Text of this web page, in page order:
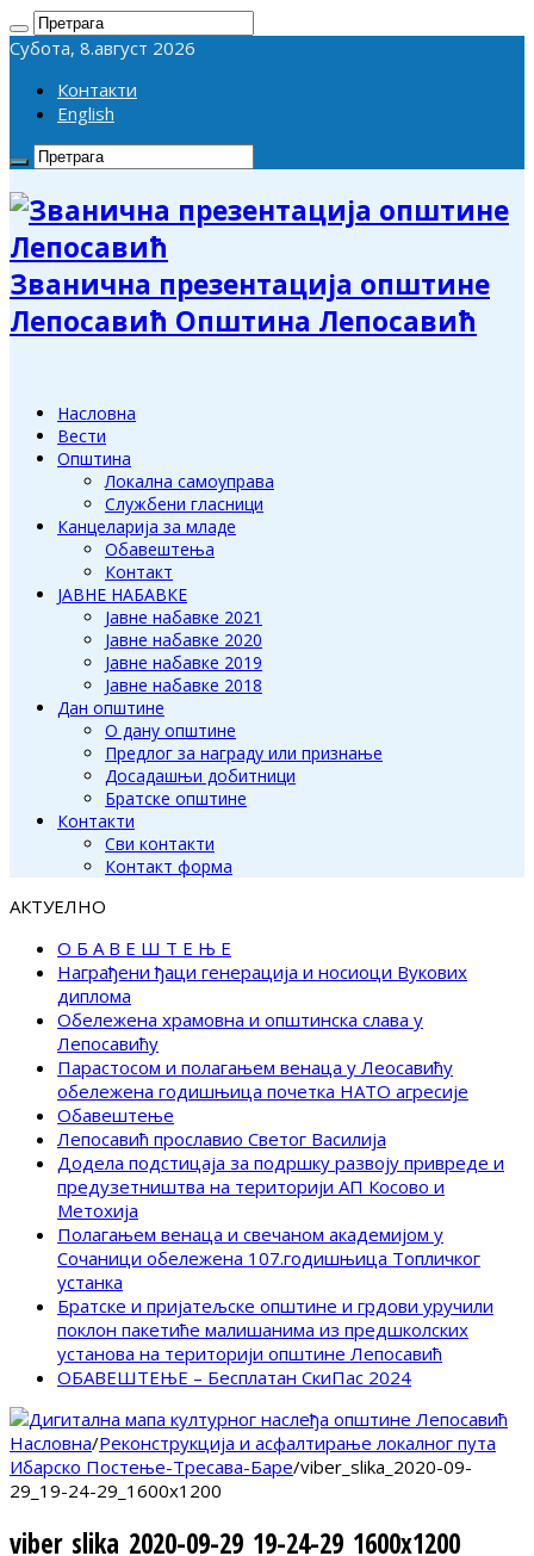
Субота, 8.август 2026
Контакти
English
Званична презентација општине
Лепосавић Општина Лепосавић
Насловна
Вести
Општина
Локална самоуправа
Службени гласници
Канцеларија за младе
Обавештења
Контакт
ЈАВНЕ НАБАВКЕ
Јавне набавке 2021
Јавне набавке 2020
Јавне набавке 2019
Јавне набавке 2018
Дан општине
О дану општине
Предлог за награду или признање
Досадашњи добитници
Братске општине
Контакти
Сви контакти
Контакт форма
АКТУЕЛНО
О Б А В Е Ш Т Е Њ Е
Награђени ђаци генерација и носиоци Вукових
диплома
Обележена храмовна и општинска слава у
Лепосавићу
Парастосом и полагањем венаца у Леосавићу
обележена годишњица почетка НАТО агресије
Обавештење
Лепосавић прославио Светог Василија
Додела подстицаја за подршку развоју привреде и
предузетништва на територији АП Косово и
Метохија
Полагањем венаца и свечаном академијом у
Сочаници обележена 107.годишњица Топличког
устанка
Братске и пријатељске општине и грдови уручили
поклон пакетиће малишанима из предшколских
установа на територији општине Лепосавић
ОБАВЕШТЕЊЕ – Бесплатан СкиПас 2024
Насловна/Реконструкција и асфалтирање локалног пута
Ибарско Постење-Тресава-Баре/viber_slika_2020-09-
29_19-24-29_1600x1200
viber_slika_2020-09-29_19-24-29_1600x1200